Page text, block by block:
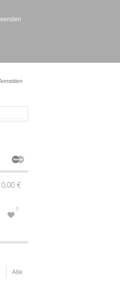
0,00 €
0
Alle